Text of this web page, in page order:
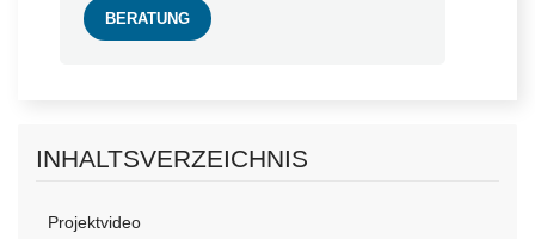
BERATUNG
INHALTSVERZEICHNIS
Projektvideo